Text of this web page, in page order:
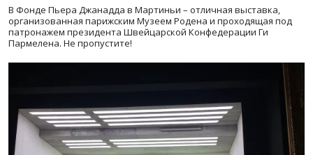
В Фонде Пьера Джанадда в Мартиньи – отличная выставка,
организованная парижским Музеем Родена и проходящая под
патронажем президента Швейцарской Конфедерации Ги
Пармелена. Не пропустите!